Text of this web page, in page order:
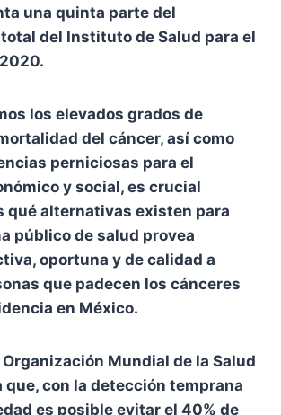
una quinta parte del
del Instituto de Salud para el
los elevados grados de
del cáncer, así como
perniciosas para el
y social, es crucial
qué alternativas existen para
público de salud provea
oportuna y de calidad a
que padecen los cánceres
en México.
Organización Mundial de la Salud
que, con la detección temprana
es posible evitar el 40% de